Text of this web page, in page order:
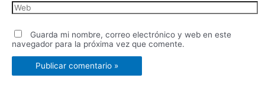
Guarda mi nombre, correo electrónico y web en este
navegador para la próxima vez que comente.